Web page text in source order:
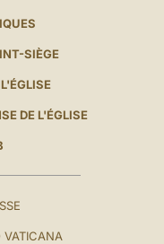
SIÈGE
DE L'ÉGLISE
VATICANA